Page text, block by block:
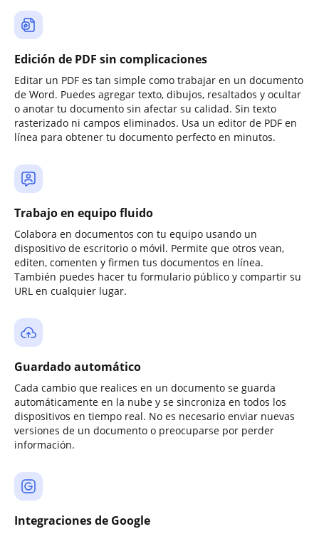
Edición de PDF sin complicaciones
Editar un PDF es tan simple como trabajar en un documento
de Word. Puedes agregar texto, dibujos, resaltados y ocultar
o anotar tu documento sin afectar su calidad. Sin texto
rasterizado ni campos eliminados. Usa un editor de PDF en
línea para obtener tu documento perfecto en minutos.
Trabajo en equipo fluido
Colabora en documentos con tu equipo usando un
dispositivo de escritorio o móvil. Permite que otros vean,
editen, comenten y firmen tus documentos en línea.
También puedes hacer tu formulario público y compartir su
URL en cualquier lugar.
Guardado automático
Cada cambio que realices en un documento se guarda
automáticamente en la nube y se sincroniza en todos los
dispositivos en tiempo real. No es necesario enviar nuevas
versiones de un documento o preocuparse por perder
información.
Integraciones de Google